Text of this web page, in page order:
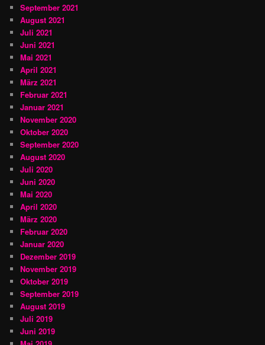
September 2021
August 2021
Juli 2021
Juni 2021
Mai 2021
April 2021
März 2021
Februar 2021
Januar 2021
November 2020
Oktober 2020
September 2020
August 2020
Juli 2020
Juni 2020
Mai 2020
April 2020
März 2020
Februar 2020
Januar 2020
Dezember 2019
November 2019
Oktober 2019
September 2019
August 2019
Juli 2019
Juni 2019